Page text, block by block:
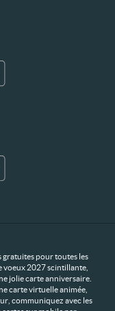
gratuites pour toutes les
voeux 2027 scintillante,
jolie carte anniversaire.
carte virtuelle animée,
communiquez avec les